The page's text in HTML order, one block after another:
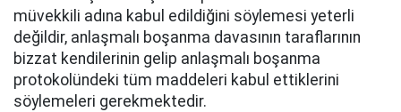
müvekkili adına kabul edildiğini söylemesi yeterli
değildir, anlaşmalı boşanma davasının taraflarının
bizzat kendilerinin gelip anlaşmalı boşanma
protokolündeki tüm maddeleri kabul ettiklerini
söylemeleri gerekmektedir.